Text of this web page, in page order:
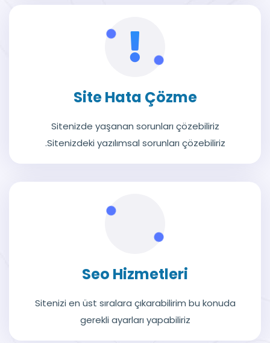
Site Hata Çözme
Sitenizde yaşanan sorunları çözebiliriz
.Sitenizdeki yazılımsal sorunları çözebiliriz
Seo Hizmetleri
Sitenizi en üst sıralara çıkarabilirim bu konuda
gerekli ayarları yapabiliriz